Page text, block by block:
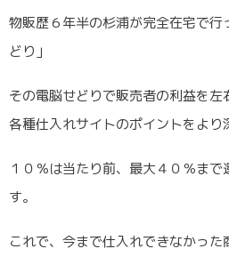
物販歴６年半の杉浦が完全在宅で
どり」
その電脳せどりで販売者の利益を左
各種仕入れサイトのポイントをより
１０％は当たり前、最大４０％ま
す。
これで、今まで仕入れできなかっ